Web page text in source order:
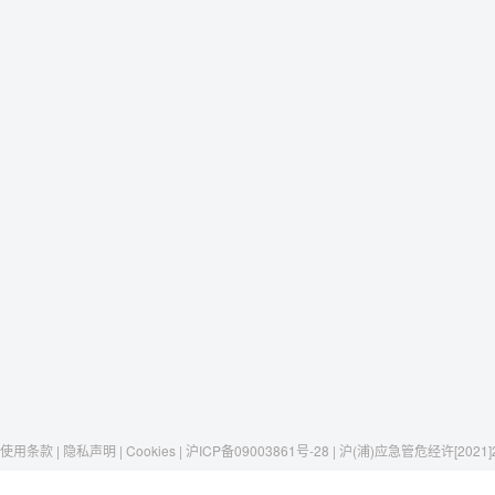
使用条款 | 隐私声明 | Cookies | 沪ICP备09003861号-28 | 沪(浦)应急管危经许